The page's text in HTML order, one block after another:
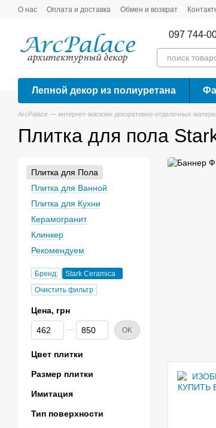
Перейти к основному контенту
О нас Оплата и доставка Обмен и возврат
097 744-
Лепной декор из полиуретана
ArcPalace — интернет-магазин декоративно-отделочных
Плитка для пола
Плитка для Пола
Плитка для Ванной
Плитка для Кухни
Керамогранит
Клинкер
Рекомендуем
Бренд:
Stark Ceramica
Очистить фильтр
Цена, грн
От Цена, грн
До Цена, грн OK
Цвет плитки
Размер плитки
Имитация
Тип поверхности